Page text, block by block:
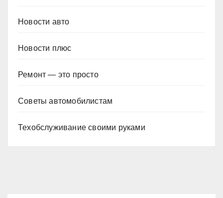
Новости авто
Новости плюс
Ремонт — это просто
Советы автомобилистам
Техобслуживание своими руками